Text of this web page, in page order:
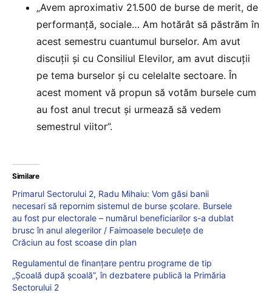
„Avem aproximativ 21.500 de burse de merit, de
performanţă, sociale… Am hotărât să păstrăm în
acest semestru cuantumul burselor. Am avut
discuţii şi cu Consiliul Elevilor, am avut discuţii
pe tema burselor şi cu celelalte sectoare. În
acest moment vă propun să votăm bursele cum
au fost anul trecut şi urmează să vedem
semestrul viitor”.
Similare
Primarul Sectorului 2, Radu Mihaiu: Vom găsi banii
necesari să repornim sistemul de burse școlare. Bursele
au fost pur electorale – numărul beneficiarilor s-a dublat
brusc în anul alegerilor / Faimoasele beculeţe de
Crăciun au fost scoase din plan
Regulamentul de finanțare pentru programe de tip
„Școală după școală”, în dezbatere publică la Primăria
Sectorului 2